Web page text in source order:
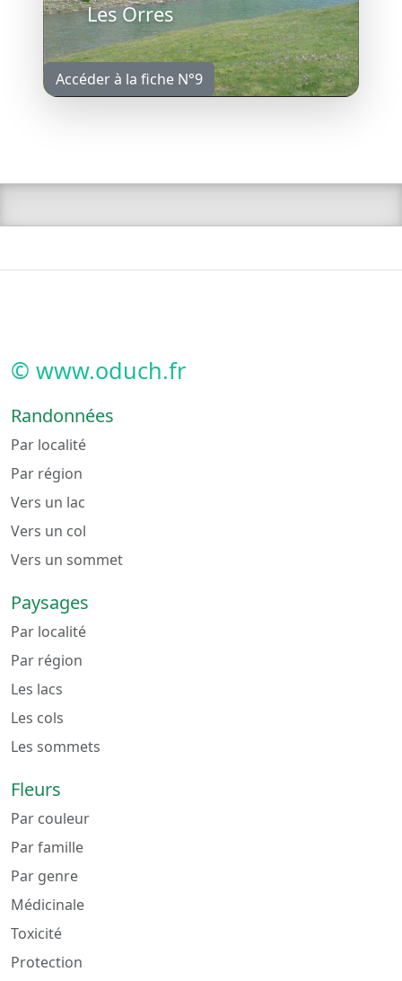
Les Orres
Accéder à la fiche N°9
© www.oduch.fr
Randonnées
Par localité
Par région
Vers un lac
Vers un col
Vers un sommet
Paysages
Par localité
Par région
Les lacs
Les cols
Les sommets
Fleurs
Par couleur
Par famille
Par genre
Médicinale
Toxicité
Protection